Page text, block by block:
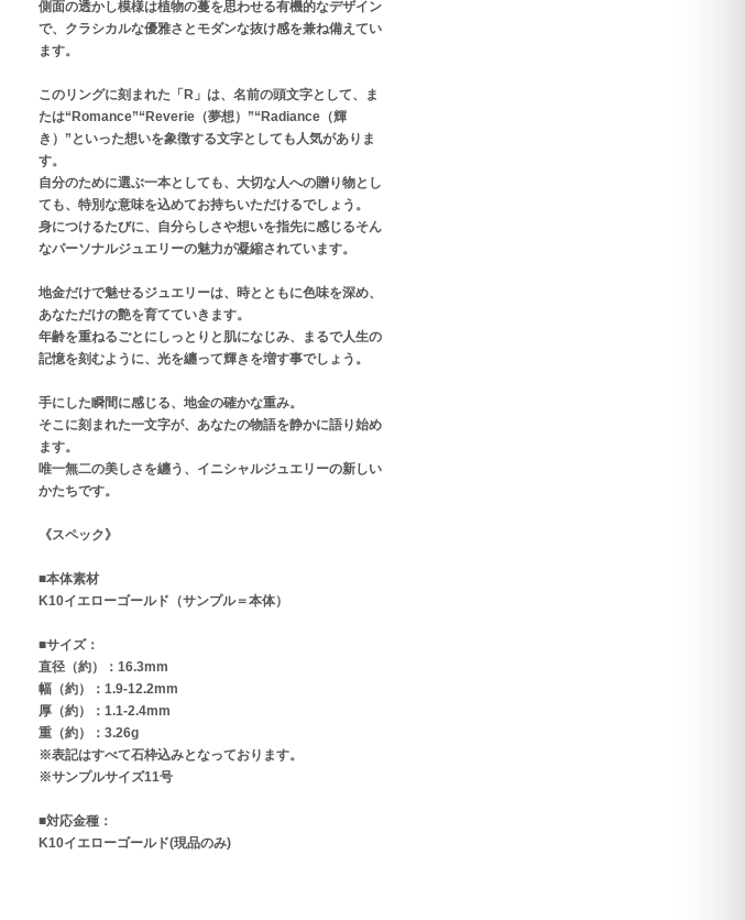
側面の透かし模様は植物の蔓を思わせる有機的なデザイン
で、クラシカルな優雅さとモダンな抜け感を兼ね備えてい
ます。
このリングに刻まれた「R」は、名前の頭文字として、ま
たは“Romance”“Reverie（夢想）”“Radiance（輝
き）”といった想いを象徴する文字としても人気がありま
す。
自分のために選ぶ一本としても、大切な人への贈り物とし
ても、特別な意味を込めてお持ちいただけるでしょう。
身につけるたびに、自分らしさや想いを指先に感じるそん
なパーソナルジュエリーの魅力が凝縮されています。
地金だけで魅せるジュエリーは、時とともに色味を深め、
あなただけの艶を育てていきます。
年齢を重ねるごとにしっとりと肌になじみ、まるで人生の
記憶を刻むように、光を纏って輝きを増す事でしょう。
手にした瞬間に感じる、地金の確かな重み。
そこに刻まれた一文字が、あなたの物語を静かに語り始め
ます。
唯一無二の美しさを纏う、イニシャルジュエリーの新しい
かたちです。
《スペック》
■本体素材
K10イエローゴールド（サンプル＝本体）
■サイズ：
直径（約）：16.3mm
幅（約）：1.9-12.2mm
厚（約）：1.1-2.4mm
重（約）：3.26g
※表記はすべて石枠込みとなっております。
※サンプルサイズ11号
■対応金種：
K10イエローゴールド(現品のみ)